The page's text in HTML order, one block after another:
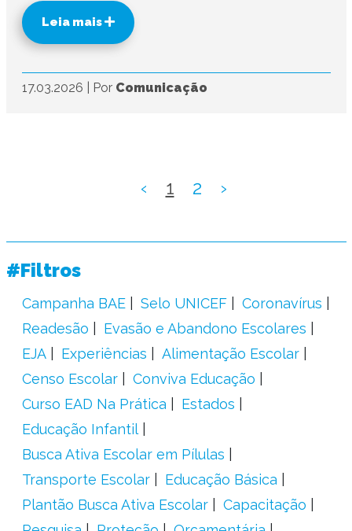
Leia mais
17.03.2026 Por Comunicação
‹ 1 2 ›
#Filtros
Campanha BAE Selo UNICEF
Coronavírus
Readesão
Evasão e Abandono Escolares
EJA
Experiências
Alimentação Escolar
Censo Escolar
Conviva Educação
Curso EAD Na Prática
Estados
Educação Infantil
Busca Ativa Escolar em Pílulas
Transporte Escolar
Educação Básica
Plantão Busca Ativa Escolar
Capacitação